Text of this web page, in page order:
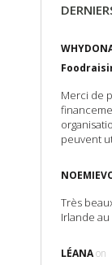
Merci de
peuvent
Très
Irlande au
LÉANAon